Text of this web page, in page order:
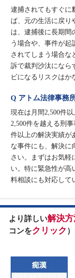
逮捕されてもすぐに
ば、元の生活に戻り
は、逮捕後に長期間
う場合や、事件が起
されてしまう場合な
訴で裁判沙汰になら
ビになるリスクはか
Q アトム法律事務
現在は月間2,500件
2,500件を越える刑
件以上の解決実績が
な事件にも、解決に
さい。まずはお気軽
い。特に緊急性が高
料相談にも対応して
より詳しい解決
コンをクリック ）